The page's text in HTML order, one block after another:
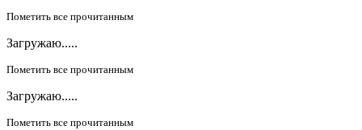
Пометить все прочитанным
Загружаю.....
Пометить все прочитанным
Загружаю.....
Пометить все прочитанным